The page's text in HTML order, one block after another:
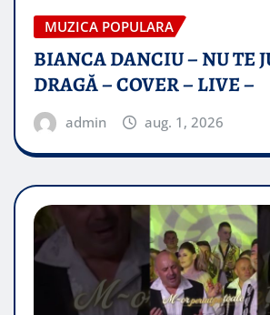
MUZICA POPULARA
BIANCA DANCIU – NU TE
DRAGĂ – COVER – LIVE –
admin aug. 1, 2026